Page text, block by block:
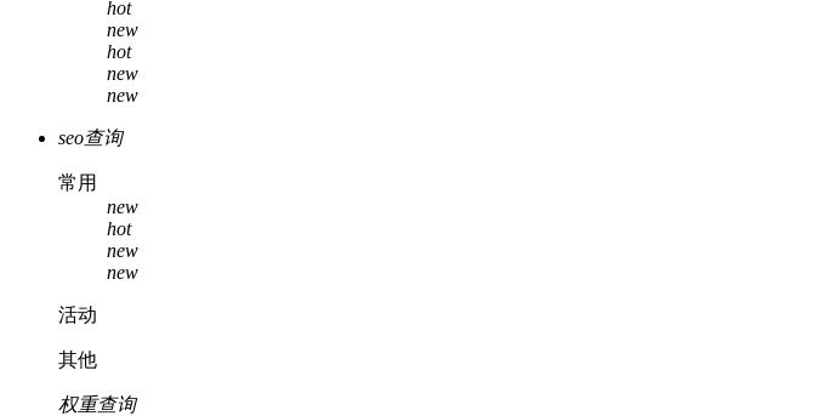
hot
new
hot
new
new
seo查询
常用
new
hot
new
new
活动
其他
权重查询